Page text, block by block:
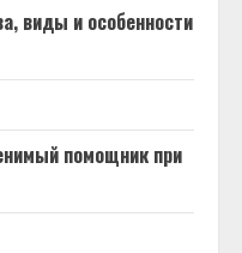
виды и особенности
помощник при